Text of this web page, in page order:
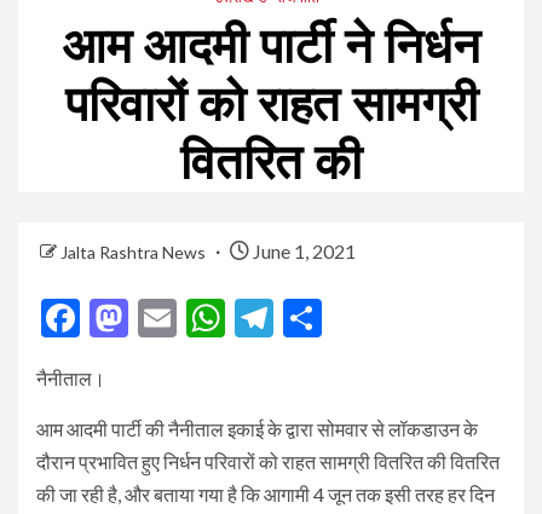
आम आदमी पार्टी ने निर्धन
परिवारों को राहत सामग्री
वितरित की
Jalta Rashtra News June 1, 2021
Facebook
Mastodon
EmailWhatsApp
Telegram
नैनीताल।
आम आदमी पार्टी की नैनीताल इकाई के द्वारा सोमवार से लॉकडाउन के
दौरान प्रभावित हुए निर्धन परिवारों को राहत सामग्री वितरित की वितरित
की जा रही है, और बताया गया है कि आगामी 4 जून तक इसी तरह हर दिन